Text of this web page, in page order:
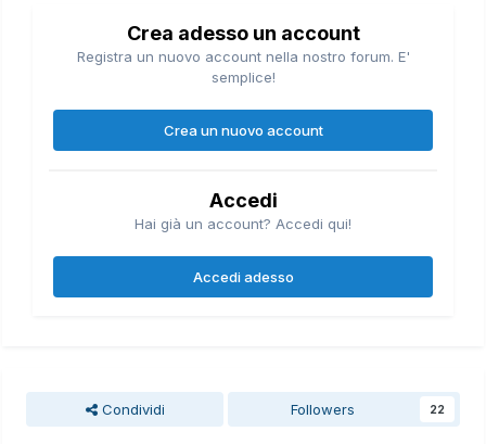
Crea adesso un account
Registra un nuovo account nella nostro forum. E'
semplice!
Crea un nuovo account
Accedi
Hai già un account? Accedi qui!
Accedi adesso
Condividi Followers 22